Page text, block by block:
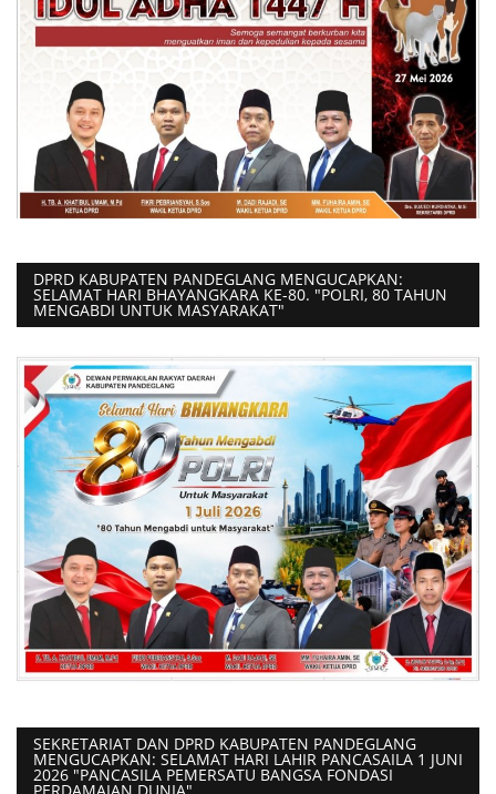
DPRD KABUPATEN PANDEGLANG MENGUCAPKAN:
SELAMAT HARI BHAYANGKARA KE-80. "POLRI, 80 TAHUN
MENGABDI UNTUK MASYARAKAT"
SEKRETARIAT DAN DPRD KABUPATEN PANDEGLANG
MENGUCAPKAN: SELAMAT HARI LAHIR PANCASAILA 1 JUNI
2026 "PANCASILA PEMERSATU BANGSA FONDASI